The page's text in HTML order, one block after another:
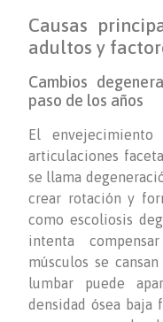
Causas
adultos y
Cambios
paso de los años
El
articulaciones
se llama
crear rotación y
como escoliosis
intenta
músculos se
lumbar puede
densidad ósea baja